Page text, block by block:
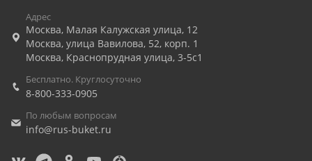
Адрес
Москва, Малая Калужская улица, 12
Москва, улица Вавилова, 52, корп. 1
Москва, Краснопрудная улица, 3-5с1
Бесплатно. Круглосуточно
8-800-333-0905
По любым вопросам
info@rus-buket.ru